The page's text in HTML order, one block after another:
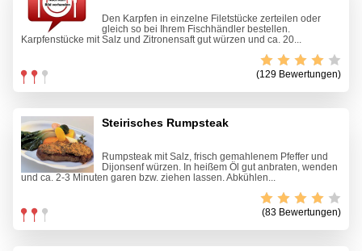
Den Karpfen in einzelne Filetstücke zerteilen oder
gleich so bei Ihrem Fischhändler bestellen.
Karpfenstücke mit Salz und Zitronensaft gut würzen und ca. 20...
(129 Bewertungen)
Steirisches Rumpsteak
Rumpsteak mit Salz, frisch gemahlenem Pfeffer und
Dijonsenf würzen. In heißem Öl gut anbraten, wenden
und ca. 2-3 Minuten garen bzw. ziehen lassen. Abkühlen...
(83 Bewertungen)